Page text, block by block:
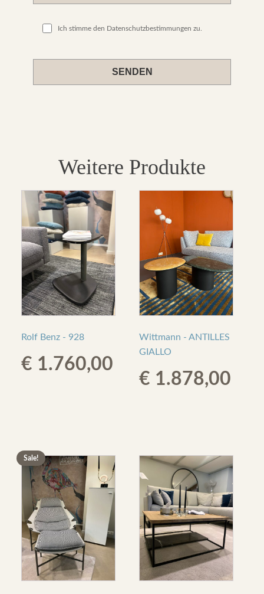
Ich stimme den Datenschutzbestimmungen zu.
Weitere Produkte
Rolf Benz - 928
€ 1.760,00
Wittmann - ANTILLES
GIALLO
€ 1.878,00
Sale!